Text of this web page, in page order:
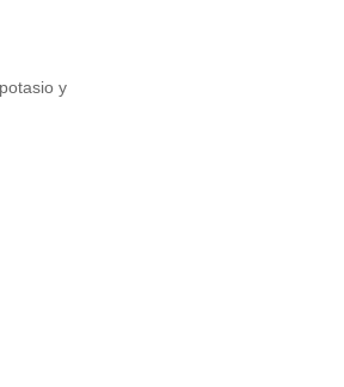
y